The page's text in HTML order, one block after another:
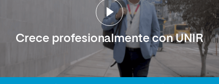
Crece profesionalmente con UNIR